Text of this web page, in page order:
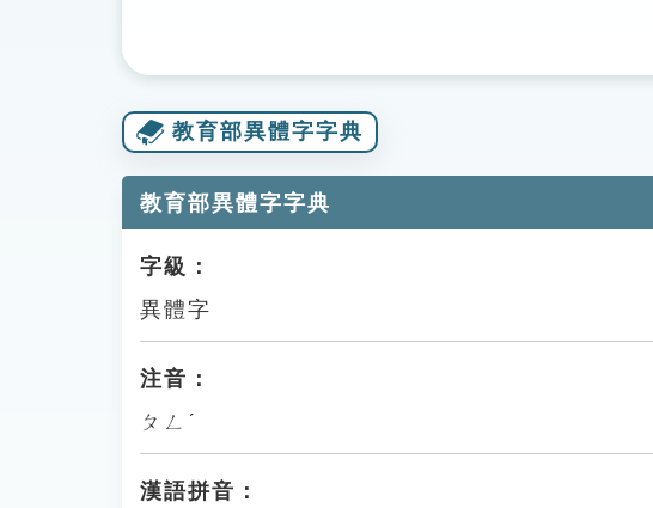
教育部異體字字典
教育部異體字字典
字級：
異體字
注音：
ㄆㄥˊ
漢語拼音：